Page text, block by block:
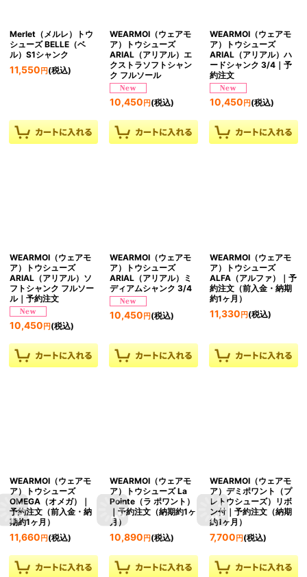
Merlet（メルレ）トウ
シューズ BELLE（ベ
ル）S1シャンク
11,550 円 (税込)
WEARMOI（ウェアモ
ア）トウシューズ
ARIAL（アリアル）エ
クストラソフトシャン
ク フルソール
10,450 円(税込)
WEARMOI（ウェアモ
ア）トウシューズ
ARIAL（アリアル）ハ
ードシャンク 3/4｜予
約注文
10,450 円(税込)
WEARMOI（ウェアモ
ア）トウシューズ
ARIAL（アリアル）ソ
フトシャンク フルソー
ル｜予約注文
10,450 円 (税込)
WEARMOI（ウェアモ
ア）トウシューズ
ARIAL（アリアル）ミ
ディアムシャンク 3/4
10,450 円(税込)
WEARMOI（ウェアモ
ア）トウシューズ
ALFA（アルファ）｜予
約注文（前入金・納期
約1ヶ月）
11,330 円(税込)
WEARMOI（ウェアモ
ア）トウシューズ
OMEGA（オメガ）｜
予約注文（前入金・納
期約1ヶ月）
11,660 円 (税込)
WEARMOI（ウェアモ
ア）トウシューズ La
Pointe（ラ ポワント）
｜予約注文（納期約1ヶ
月）
10,890 円(税込)
WEARMOI（ウェアモ
ア）デミポワント（プ
レトウシューズ）リボ
ン付｜予約注文（納期
約1ヶ月）
7,700 円(税込)